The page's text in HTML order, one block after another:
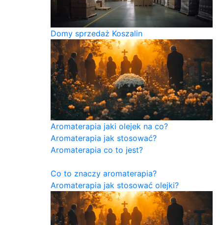
Domy sprzedaż Koszalin
Aromaterapia jaki olejek na co?
Aromaterapia jak stosować?
Aromaterapia co to jest?
Co to znaczy aromaterapia?
Aromaterapia jak stosować olejki?